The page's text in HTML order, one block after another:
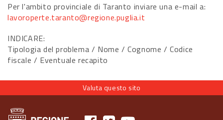
Per l'ambito provinciale di Taranto inviare una e-mail a:
lavoroperte.taranto@regione.puglia.it
INDICARE:
Tipologia del problema / Nome / Cognome / Codice
fiscale / Eventuale recapito
Valuta questo sito